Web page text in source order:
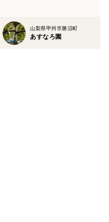
山梨県甲州市勝沼町
あすなろ園